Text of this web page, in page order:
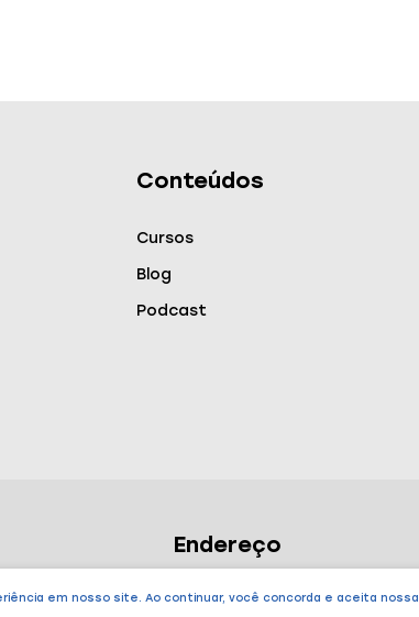
em nosso site. Ao continuar, você concorda e aceita nossa
Conteúdos
Cursos
Blog
Podcast
Endereço